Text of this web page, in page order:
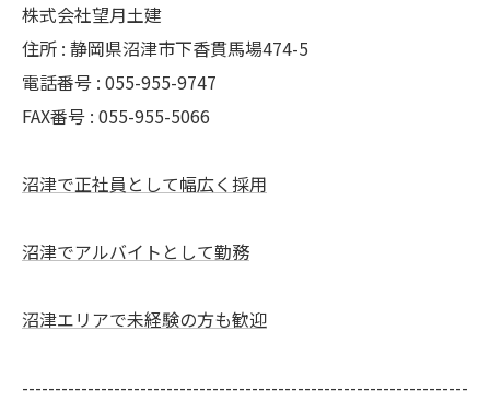
株式会社望月土建
住所 : 静岡県沼津市下香貫馬場474-5
電話番号 : 055-955-9747
FAX番号 : 055-955-5066
沼津で正社員として幅広く採用
沼津でアルバイトとして勤務
沼津エリアで未経験の方も歓迎
--------------------------------------------------------------------